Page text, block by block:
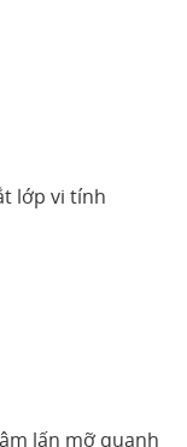
lớp vi tính
lấn mỡ quanh